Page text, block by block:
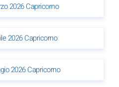
2026 Capricorno
2026 Capricorno
2026 Capricorno